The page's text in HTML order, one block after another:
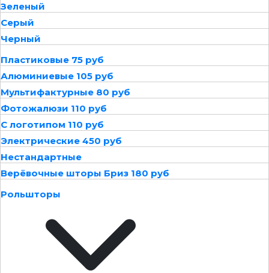
Зеленый
Серый
Черный
Пластиковые 75 руб
Алюминиевые 105 руб
Мультифактурные 80 руб
Фотожалюзи 110 руб
С логотипом 110 руб
Электрические 450 руб
Нестандартные
Верёвочные шторы Бриз 180 руб
Рольшторы